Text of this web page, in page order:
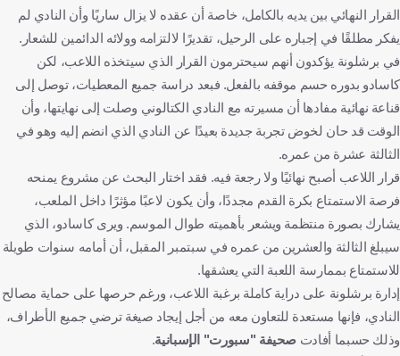
القرار النهائي بين يديه بالكامل، خاصة أن عقده لا يزال ساريًا وأن النادي لم
يفكر مطلقًا في إجباره على الرحيل، تقديرًا لالتزامه وولائه الدائمين للشعار.
في برشلونة يؤكدون أنهم سيحترمون القرار الذي سيتخذه اللاعب، لكن
كاسادو بدوره حسم موقفه بالفعل. فبعد دراسة جميع المعطيات، توصل إلى
قناعة نهائية مفادها أن مسيرته مع النادي الكتالوني وصلت إلى نهايتها، وأن
الوقت قد حان لخوض تجربة جديدة بعيدًا عن النادي الذي انضم إليه وهو في
الثالثة عشرة من عمره.
قرار اللاعب أصبح نهائيًا ولا رجعة فيه. فقد اختار البحث عن مشروع يمنحه
فرصة الاستمتاع بكرة القدم مجددًا، وأن يكون لاعبًا مؤثرًا داخل الملعب،
يشارك بصورة منتظمة ويشعر بأهميته طوال الموسم. ويرى كاسادو، الذي
سيبلغ الثالثة والعشرين من عمره في سبتمبر المقبل، أن أمامه سنوات طويلة
للاستمتاع بممارسة اللعبة التي يعشقها.
إدارة برشلونة على دراية كاملة برغبة اللاعب، ورغم حرصها على حماية مصالح
النادي، فإنها مستعدة للتعاون معه من أجل إيجاد صيغة ترضي جميع الأطراف،
وذلك حسبما أفادت صحيفة "سبورت" الإسبانية.